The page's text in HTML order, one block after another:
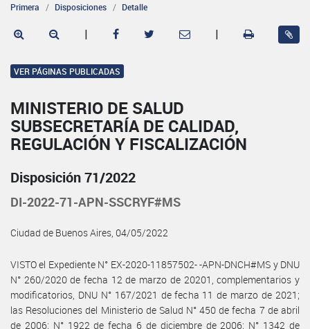
Primera Disposiciones Detalle
| |
VER PÁGINAS PUBLICADAS
MINISTERIO DE SALUD
SUBSECRETARÍA DE CALIDAD,
REGULACIÓN Y FISCALIZACIÓN
Disposición 71/2022
DI-2022-71-APN-SSCRYF#MS
Ciudad de Buenos Aires, 04/05/2022
VISTO el Expediente N° EX-2020-11857502- -APN-DNCH#MS y DNU
N° 260/2020 de fecha 12 de marzo de 20201, complementarios y
modificatorios, DNU N° 167/2021 de fecha 11 de marzo de 2021;
las Resoluciones del Ministerio de Salud N° 450 de fecha 7 de abril
de 2006; N° 1922 de fecha 6 de diciembre de 2006; N° 1342 de